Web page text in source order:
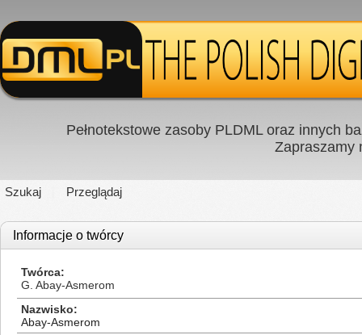
Pełnotekstowe zasoby PLDML oraz innych
Zapraszamy
Szukaj Przeglądaj
Informacje o twórcy
Twórca
G. Abay-Asmerom
Nazwisko
Abay-Asmerom